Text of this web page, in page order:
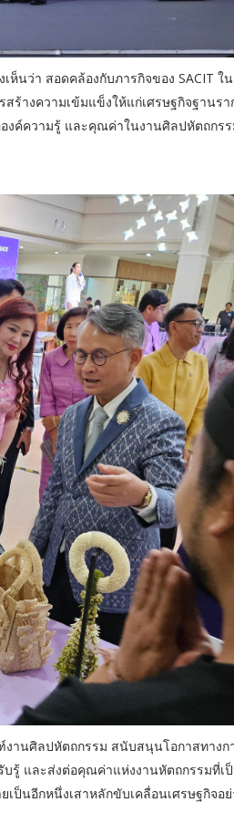
ห็นว่า สอดคล้องกับภารกิจของ SACIT ใ
ร้างความเข้มแข็งให้แก่เศรษฐกิจฐานรา
ค์ความรู้ และคุณค่าในงานศิลปหัตถกร
านศิลปหัตถกรรม สนับสนุนโอกาสทางก
รู้ และส่งต่อคุณค่าแห่งงานหัตถกรรมที่เ
ป็นอีกหนึ่งเสาหลักขับเคลื่อนเศรษฐกิจอย่